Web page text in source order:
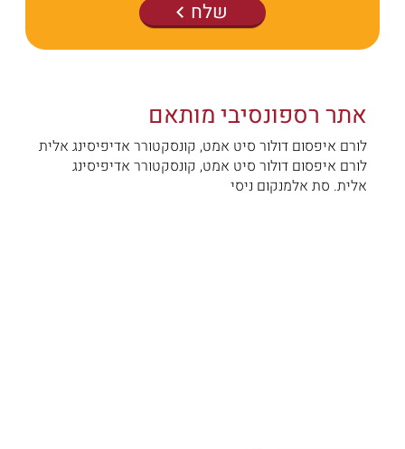
שלח
אתר רספונסיבי מותאם
לורם איפסום דולור סיט אמט, קונסקטורר אדיפיסינג אלית
לורם איפסום דולור סיט אמט, קונסקטורר אדיפיסינג
אלית. סת אלמנקום ניסי